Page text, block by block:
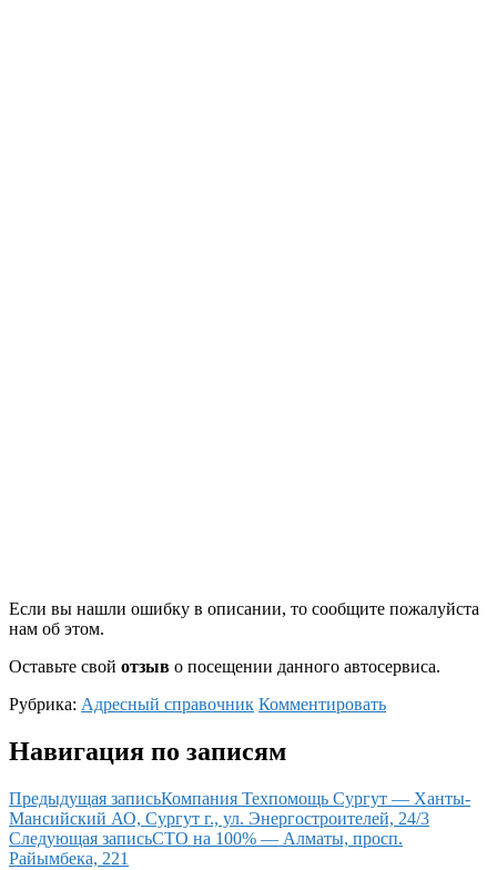
Если вы нашли ошибку в описании, то сообщите пожалуйста
нам об этом.
Оставьте свой отзыв о посещении данного автосервиса.
Рубрика: Адресный справочник Комментировать
Навигация по записям
Предыдущая записьКомпания Техпомощь Сургут — Ханты-
Мансийский АО, Сургут г., ул. Энергостроителей, 24/3
Следующая записьСТО на 100% — Алматы, просп.
Райымбека, 221